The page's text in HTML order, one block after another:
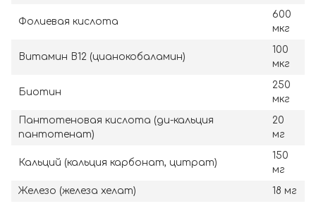
Фолиевая кислота
600
мкг
Витамин B12 (цианокобаламин)
100
мкг
Биотин
250
мкг
Пантотеновая кислота (ди-кальция
пантотенат)
20
мг
Кальций (кальция карбонат, цитрат)
150
мг
Железо (железа хелат)
18 мг